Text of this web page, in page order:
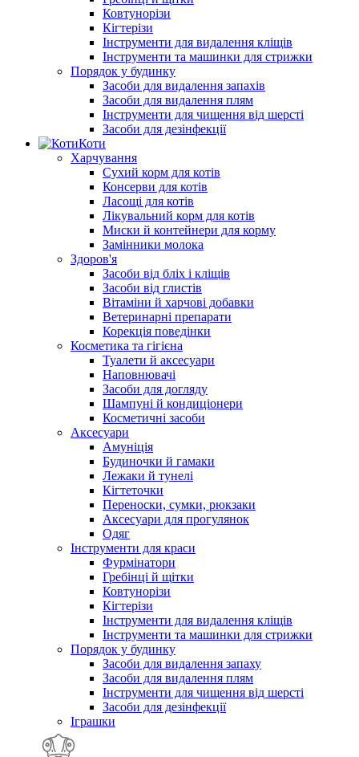
Ковтунорізи
Кігтерізи
Інструменти для видалення кліщів
Інструменти та машинки для стрижки
Порядок у будинку
Засоби для видалення запахів
Засоби для видалення плям
Інструменти для чищення від шерсті
Засоби для дезінфекції
Коти
Харчування
Сухий корм для котів
Консерви для котів
Ласощі для котів
Лікувальний корм для котів
Миски й контейнери для корму
Замінники молока
Здоров'я
Засоби від бліх і кліщів
Засоби від глистів
Вітаміни й харчові добавки
Ветеринарні препарати
Корекція поведінки
Косметика та гігієна
Туалети й аксесуари
Наповнювачі
Засоби для догляду
Шампуні й кондиціонери
Косметичні засоби
Аксесуари
Амуніція
Будиночки й гамаки
Лежаки й тунелі
Кігтеточки
Переноски, сумки, рюкзаки
Аксесуари для прогулянок
Одяг
Інструменти для краси
Фурмінатори
Гребінці й щітки
Ковтунорізи
Кігтерізи
Інструменти для видалення кліщів
Інструменти та машинки для стрижки
Порядок у будинку
Засоби для видалення запаху
Засоби для видалення плям
Інструменти для чищення від шерсті
Засоби для дезінфекції
Іграшки